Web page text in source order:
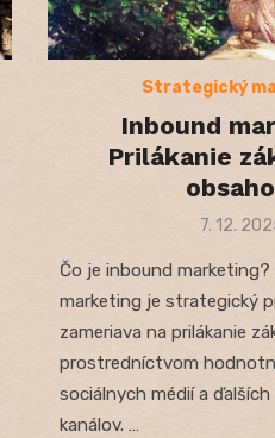
Strategický
Inbound
Prilákanie
Posted
7. 12.
Čo je inbound marketing?
marketing je strategický
zameriava na prilákanie
prostredníctvom
sociálnych médií a
kanálov. …